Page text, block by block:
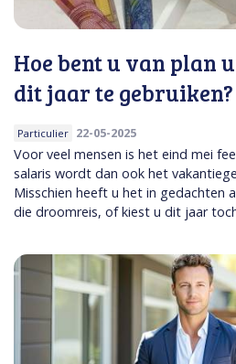
Hoe bent u van plan
dit jaar te gebruiken?
Particulier 22-05-2025
Voor veel mensen is het eind mei
salaris wordt dan ook het
Misschien heeft u het in gedachten
die droomreis, of kiest u dit jaar